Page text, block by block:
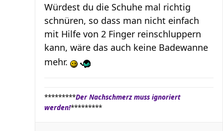
Würdest du die Schuhe mal richtig
schnüren, so dass man nicht einfach
mit Hilfe von 2 Finger reinschluppern
kann, wäre das auch keine Badewanne
mehr.
*********Der Nachschmerz muss ignoriert
werden!*********